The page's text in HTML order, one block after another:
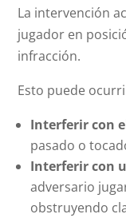
La intervención
jugador en
infracción.
Esto puede
Interferir con
pasado o
Interferir con
adversario
obstruyendo